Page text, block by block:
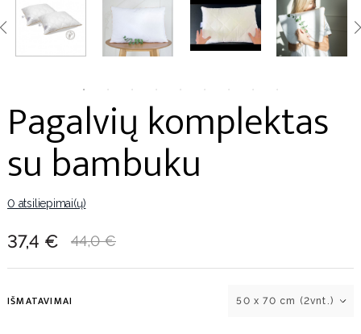
Pagalvių komplektas
su bambuku
0 atsiliepimai(ų)
37,4 € 44,0 €
IŠMATAVIMAI 50 x 70 cm (2vnt.)